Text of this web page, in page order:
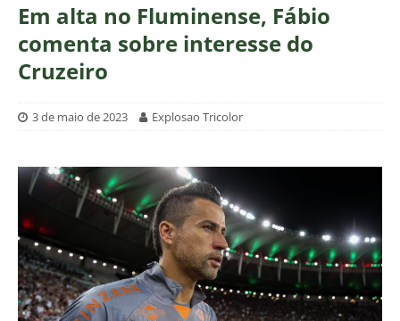
Em alta no Fluminense, Fábio
comenta sobre interesse do
Cruzeiro
3 de maio de 2023 Explosao Tricolor